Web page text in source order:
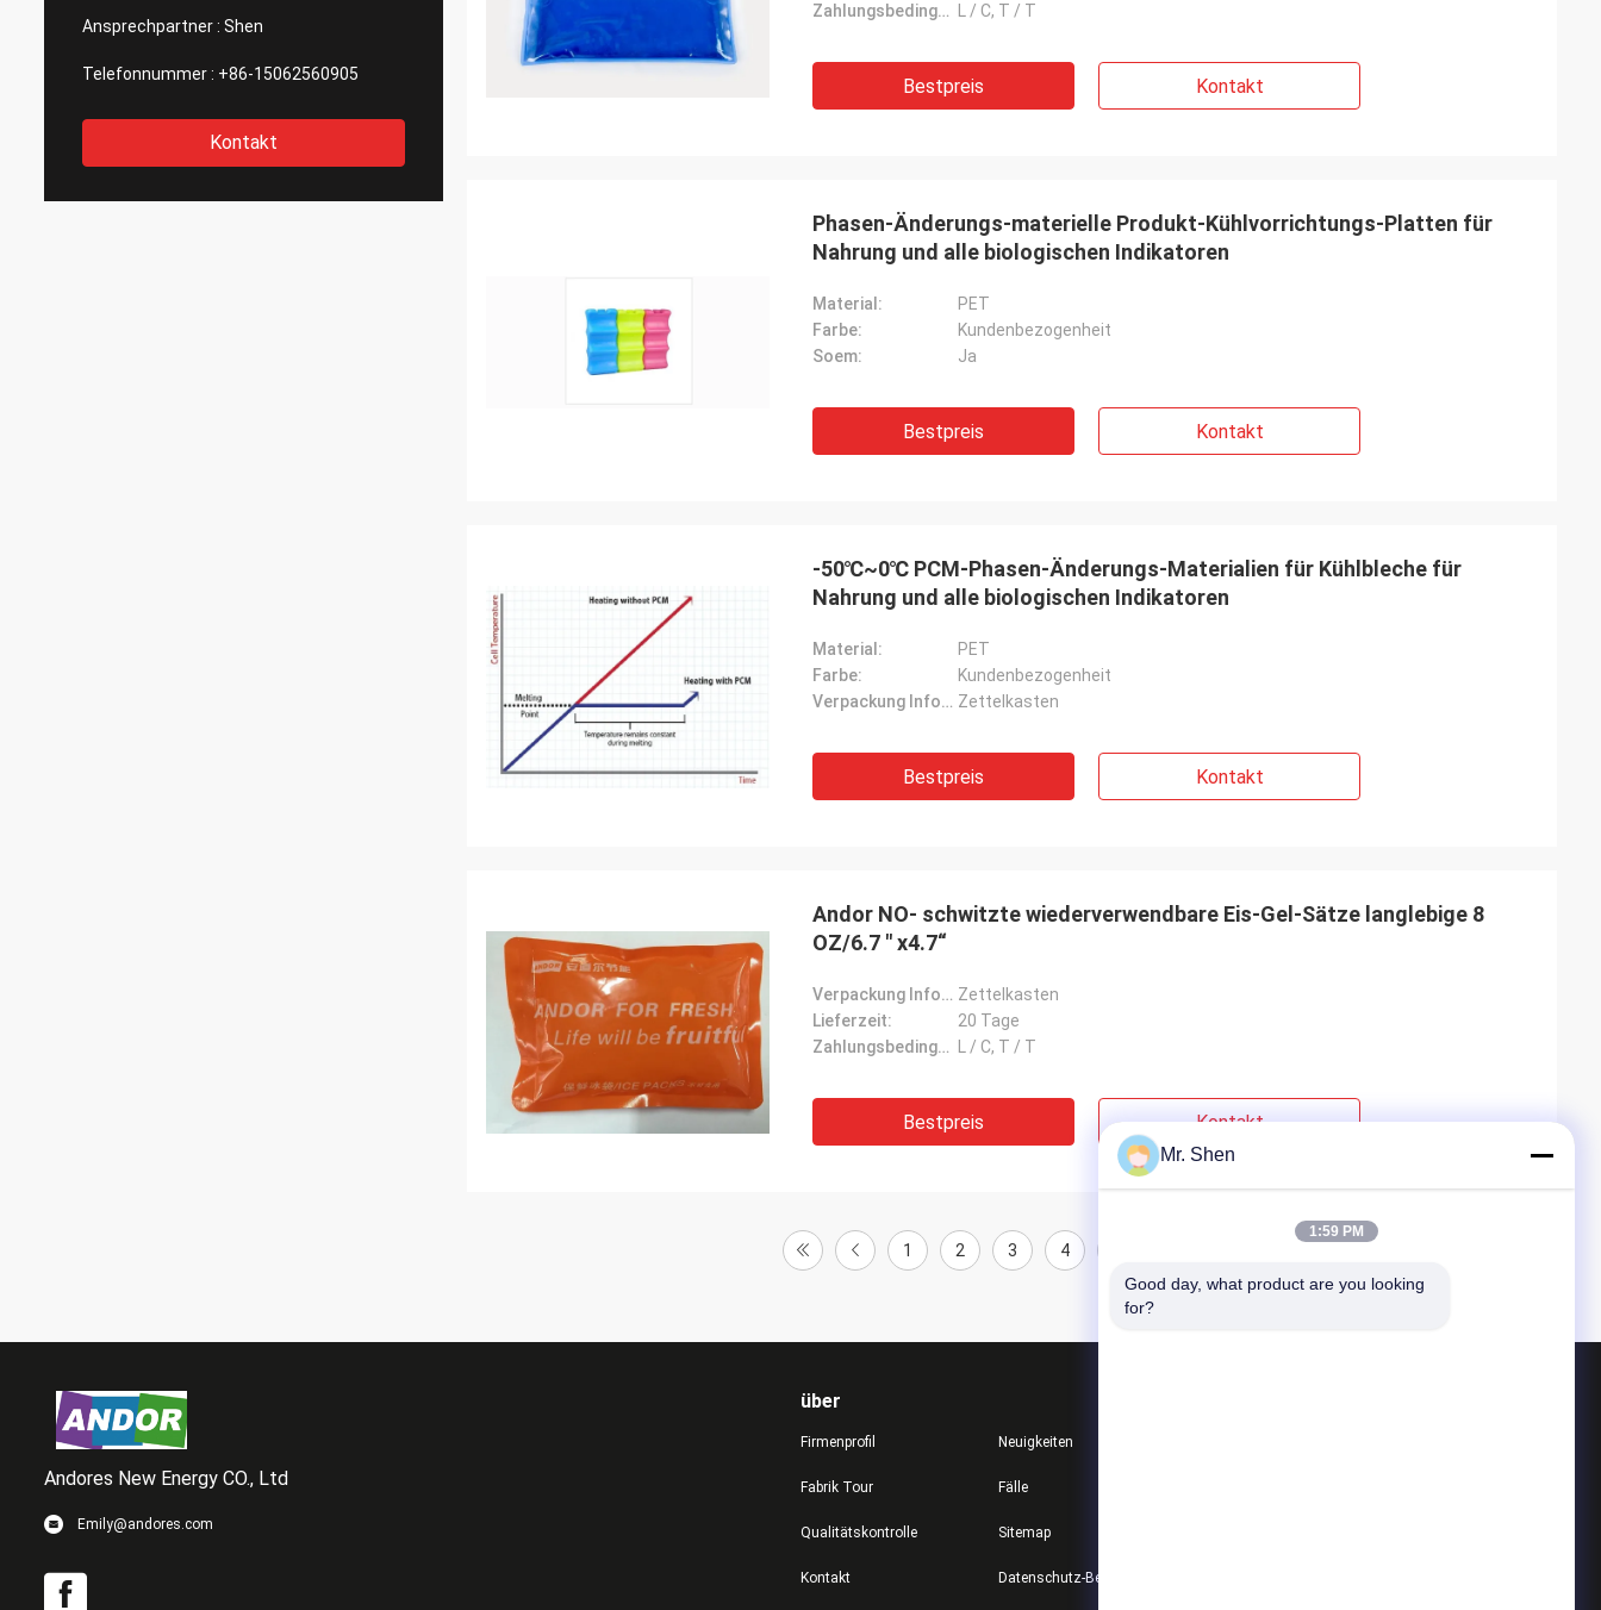
Ansprechpartner : Shen
Telefonnummer : +86-15062560905
Kontakt
Zahlungsbedingungen:
L / C, T / T
Bestpreis Kontakt
Phasen-Änderungs-materielle Produkt-Kühlvorrichtungs-Platten für
Nahrung und alle biologischen Indikatoren
Material:
PET
Farbe:
Kundenbezogenheit
Soem:
Ja
Bestpreis Kontakt
-50℃~0℃ PCM-Phasen-Änderungs-Materialien für Kühlbleche für
Nahrung und alle biologischen Indikatoren
Material:
PET
Farbe:
Kundenbezogenheit
Verpackung Informationen: Zettelkasten
Bestpreis Kontakt
Andor NO- schwitzte wiederverwendbare Eis-Gel-Sätze langlebige 8
OZ/6.7 " x4.7“
Verpackung Informationen: Zettelkasten
Lieferzeit:
20 Tage
Zahlungsbedingungen:
L / C, T / T
Bestpreis Kontakt
1 2 3 4
Andores New Energy CO., Ltd
Emily@andores.com
über
Firmenprofil
Fabrik Tour
Qualitätskontrolle
Kontakt
Neuigkeiten
Fälle
Sitemap
Mr. Shen
1:59 PM
Good day, what product are you looking
for?